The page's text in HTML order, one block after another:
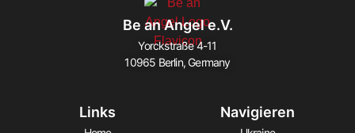
Be an Angel e.V.
Yorckstraße 4-11
10965 Berlin, Germany
Links Navigieren